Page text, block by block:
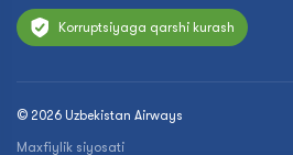
Korruptsiyaga qarshi kurash
© 2026 Uzbekistan Airways
Maxfiylik siyosati